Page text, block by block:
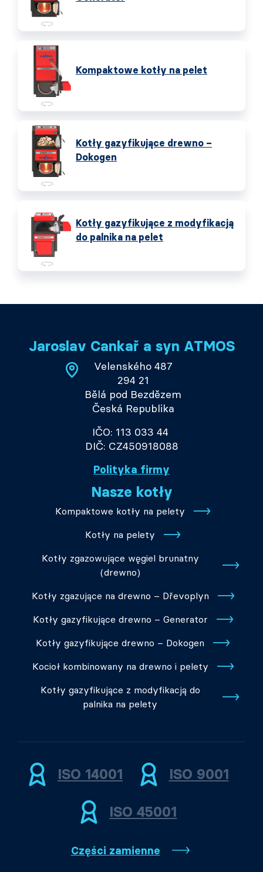
Kompaktowe kotły na pelet
Kotły gazyfikujące drewno –
Dokogen
Kotły gazyfikujące z modyfikacją
do palnika na pelet
Jaroslav Cankař a syn ATMOS
Velenského 487
294 21
Bělá pod Bezdězem
Česká Republika
IČO: 113 033 44
DIČ: CZ450918088
Polityka firmy
Nasze kotły
Kompaktowe kotły na pelety
Kotły na pelety
Kotły zgazowujące węgiel brunatny
(drewno)
Kotły zgazujące na drewno – Dřevoplyn
Kotły gazyfikujące drewno – Generator
Kotły gazyfikujące drewno – Dokogen
Kocioł kombinowany na drewno i pelety
Kotły gazyfikujące z modyfikacją do
palnika na pelety
ISO 14001 ISO 9001
ISO 45001
Części zamienne